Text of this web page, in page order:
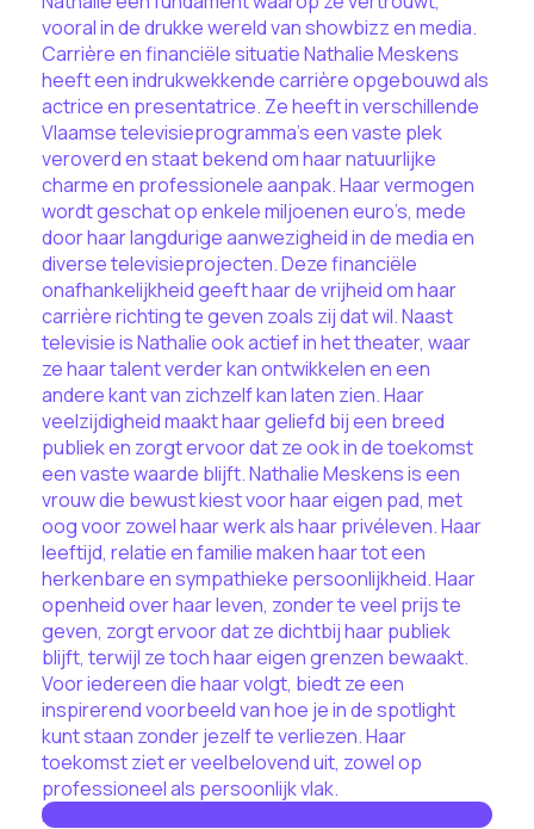
vooral in de drukke wereld van showbizz en media.
Carrière en financiële situatie Nathalie Meskens
heeft een indrukwekkende carrière opgebouwd als
actrice en presentatrice. Ze heeft in verschillende
Vlaamse televisieprogramma’s een vaste plek
veroverd en staat bekend om haar natuurlijke
charme en professionele aanpak. Haar vermogen
wordt geschat op enkele miljoenen euro’s, mede
door haar langdurige aanwezigheid in de media en
diverse televisieprojecten. Deze financiële
onafhankelijkheid geeft haar de vrijheid om haar
carrière richting te geven zoals zij dat wil. Naast
televisie is Nathalie ook actief in het theater, waar
ze haar talent verder kan ontwikkelen en een
andere kant van zichzelf kan laten zien. Haar
veelzijdigheid maakt haar geliefd bij een breed
publiek en zorgt ervoor dat ze ook in de toekomst
een vaste waarde blijft. Nathalie Meskens is een
vrouw die bewust kiest voor haar eigen pad, met
oog voor zowel haar werk als haar privéleven. Haar
leeftijd, relatie en familie maken haar tot een
herkenbare en sympathieke persoonlijkheid. Haar
openheid over haar leven, zonder te veel prijs te
geven, zorgt ervoor dat ze dichtbij haar publiek
blijft, terwijl ze toch haar eigen grenzen bewaakt.
Voor iedereen die haar volgt, biedt ze een
inspirerend voorbeeld van hoe je in de spotlight
kunt staan zonder jezelf te verliezen. Haar
toekomst ziet er veelbelovend uit, zowel op
professioneel als persoonlijk vlak.
Lees hier